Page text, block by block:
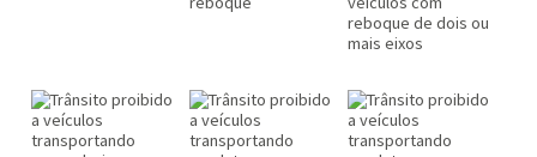
reboque de dois ou
mais eixos